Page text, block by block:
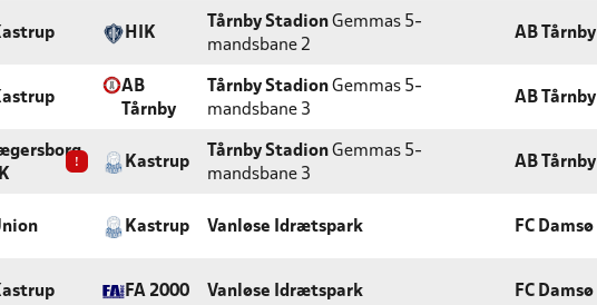
HIK
Tårnby Stadion Gemmas 5-
mandsbane 2
AB Tårnby
AB
Tårnby
Tårnby Stadion Gemmas 5-
mandsbane 3
AB Tårnby
! Kastrup
Tårnby Stadion Gemmas 5-
mandsbane 3
AB Tårnby
Kastrup Vanløse Idrætspark FC Damsø
FA 2000 Vanløse Idrætspark FC Damsø